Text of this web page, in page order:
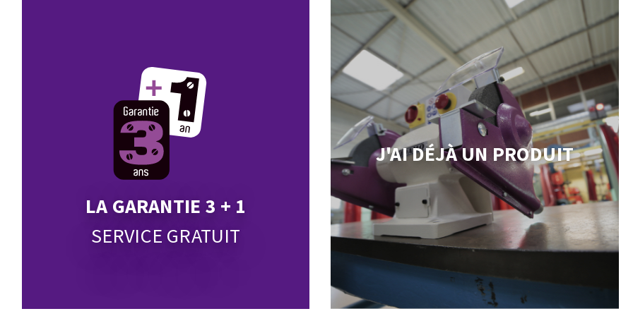
DISQUES ABRASIFS
Disques abrasifs agglomérés
TRAITEMENT DE SURFACE
Disques à lamelles
Roues à lamelles
NETTOYAGE
Aspirateurs
LA GARANTIE 3 + 1
SERVICE GRATUIT
J'AI DÉJÀ UN PRODUIT